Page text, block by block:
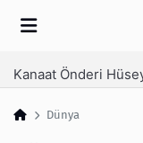
Dünya